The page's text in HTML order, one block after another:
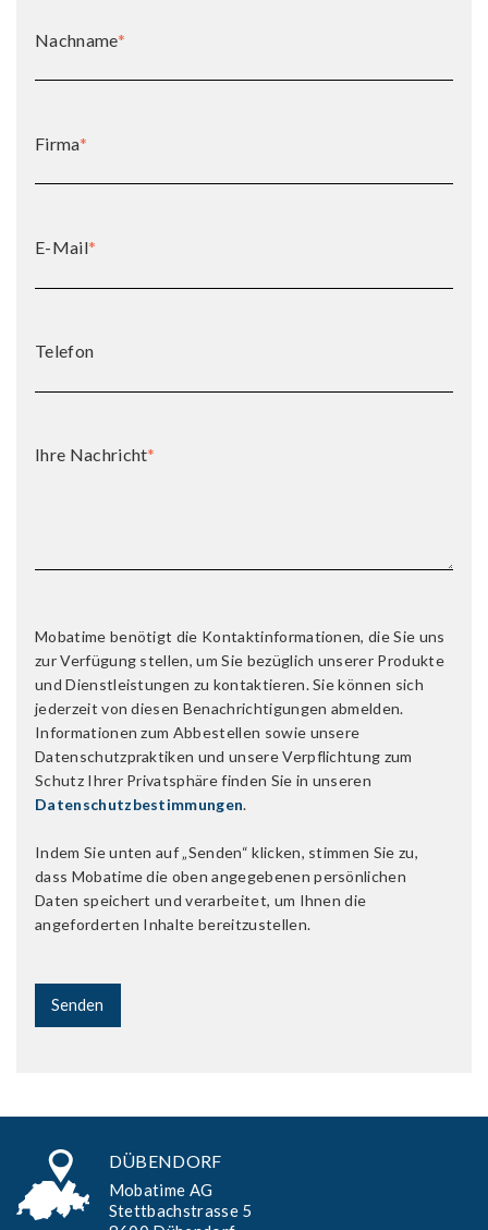
Nachname*
Firma*
E-Mail*
Telefon
Ihre Nachricht*
Mobatime benötigt die Kontaktinformationen, die Sie uns
zur Verfügung stellen, um Sie bezüglich unserer Produkte
und Dienstleistungen zu kontaktieren. Sie können sich
jederzeit von diesen Benachrichtigungen abmelden.
Informationen zum Abbestellen sowie unsere
Datenschutzpraktiken und unsere Verpflichtung zum
Schutz Ihrer Privatsphäre finden Sie in unseren
Datenschutzbestimmungen.
Indem Sie unten auf „Senden“ klicken, stimmen Sie zu,
dass Mobatime die oben angegebenen persönlichen
Daten speichert und verarbeitet, um Ihnen die
angeforderten Inhalte bereitzustellen.
DÜBENDORF
Mobatime AG
Stettbachstrasse 5